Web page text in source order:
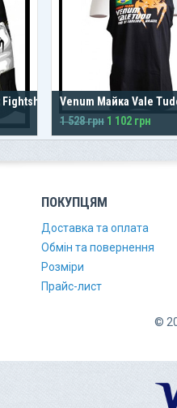
Venum Майка Vale
1 528 грн 1 102 грн
ПОКУПЦЯМ
Доставка та оплата
Обмін та повернення
Розміри
Прайс-лист
©